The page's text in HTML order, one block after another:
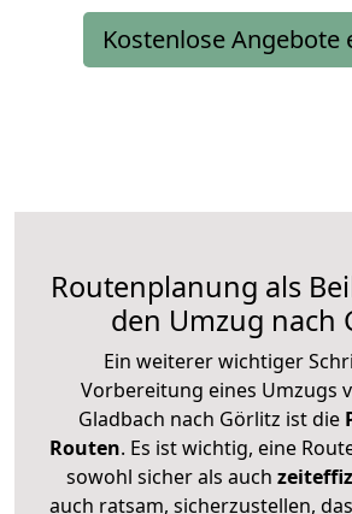
Kostenlose Angebote
Routenplanung als
den Umzug nach
Ein weiterer wichtiger
Vorbereitung eines Umzugs
Gladbach nach Görlitz ist die
Routen. Es ist wichtig, eine
sowohl sicher als auch
auch ratsam, sicherzustellen,